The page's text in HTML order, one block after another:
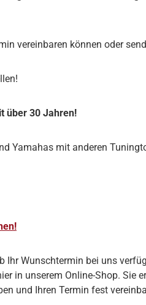
vereinbaren können oder
über 30 Jahren!
Yamahas mit anderen
Ihr Wunschtermin bei uns
in unserem Online-Shop. Sie
und Ihren Termin fest